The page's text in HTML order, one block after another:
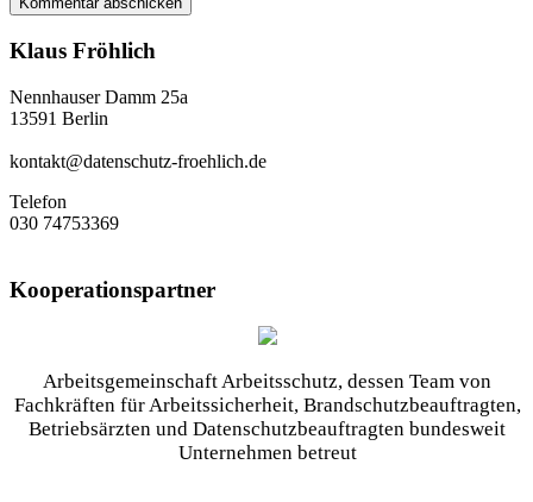
Klaus Fröhlich
Nennhauser Damm 25a
13591 Berlin
kontakt@datenschutz-froehlich.de
Telefon
030 74753369
Kooperationspartner
Arbeitsgemeinschaft Arbeitsschutz, dessen Team von
Fachkräften für Arbeitssicherheit, Brandschutzbeauftragten,
Betriebsärzten und Datenschutzbeauftragten bundesweit
Unternehmen betreut